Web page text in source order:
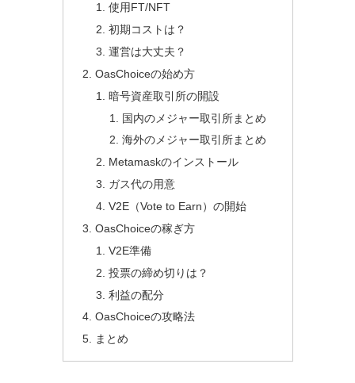
使用FT/NFT
初期コストは？
運営は大丈夫？
OasChoiceの始め方
暗号資産取引所の開設
国内のメジャー取引所まとめ
海外のメジャー取引所まとめ
Metamaskのインストール
ガス代の用意
V2E（Vote to Earn）の開始
OasChoiceの稼ぎ方
V2E準備
投票の締め切りは？
利益の配分
OasChoiceの攻略法
まとめ